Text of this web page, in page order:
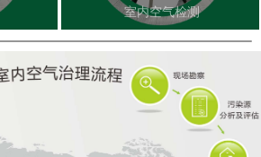
室内空气检测